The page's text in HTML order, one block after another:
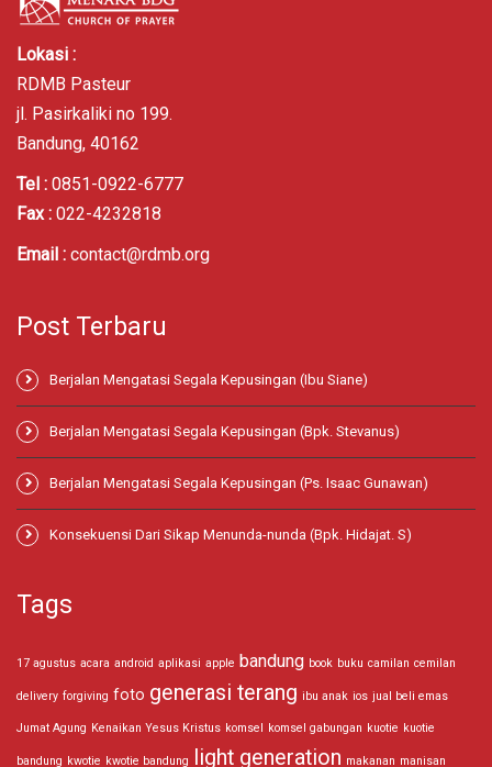
Lokasi :
RDMB Pasteur
jl. Pasirkaliki no 199.
Bandung, 40162
Tel : 0851-0922-6777
Fax : 022-4232818
Email : contact@rdmb.org
Post Terbaru
Berjalan Mengatasi Segala Kepusingan (Ibu Siane)
Berjalan Mengatasi Segala Kepusingan (Bpk. Stevanus)
Berjalan Mengatasi Segala Kepusingan (Ps. Isaac Gunawan)
Konsekuensi Dari Sikap Menunda-nunda (Bpk. Hidajat. S)
Tags
17 agustus acara android aplikasi apple bandung book buku camilan cemilan
delivery forgiving foto generasi terang ibu anak ios jual beli emas
Jumat Agung Kenaikan Yesus Kristus komsel komsel gabungan kuotie kuotie
bandung kwotie kwotie bandung light generation makanan manisan